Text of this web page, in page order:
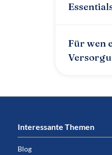
Für wen
Interessante Themen
Blog